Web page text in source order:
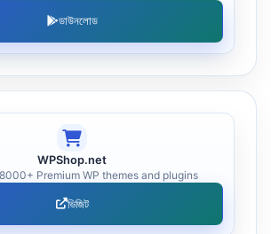
ডাউনলোড
WPShop.net
Premium WP themes and plugins
ভিজিট